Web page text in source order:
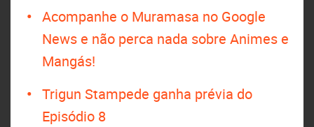
Acompanhe o Muramasa no Google
News e não perca nada sobre Animes e
Mangás!
Trigun Stampede ganha prévia do
Episódio 8